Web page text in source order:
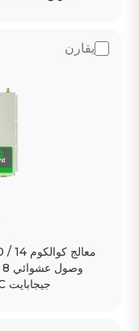
يقارن
جيجابايت eMMC / خاصية التمهيد الآمن